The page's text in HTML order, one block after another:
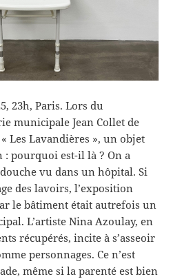
23h, Paris. Lors du
municipale Jean Collet de
Les Lavandières », un objet
pourquoi est-il là ? On a
vu dans un hôpital. Si
des lavoirs, l’exposition
le bâtiment était autrefois un
L’artiste Nina Azoulay, en
récupérés, incite à s’asseoir
personnages. Ce n’est
même si la parenté est bien